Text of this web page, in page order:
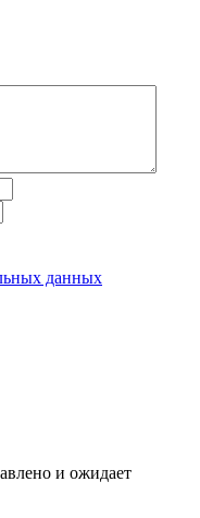
данных
и ожидает